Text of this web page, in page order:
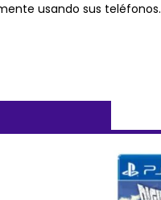
usando sus teléfonos.